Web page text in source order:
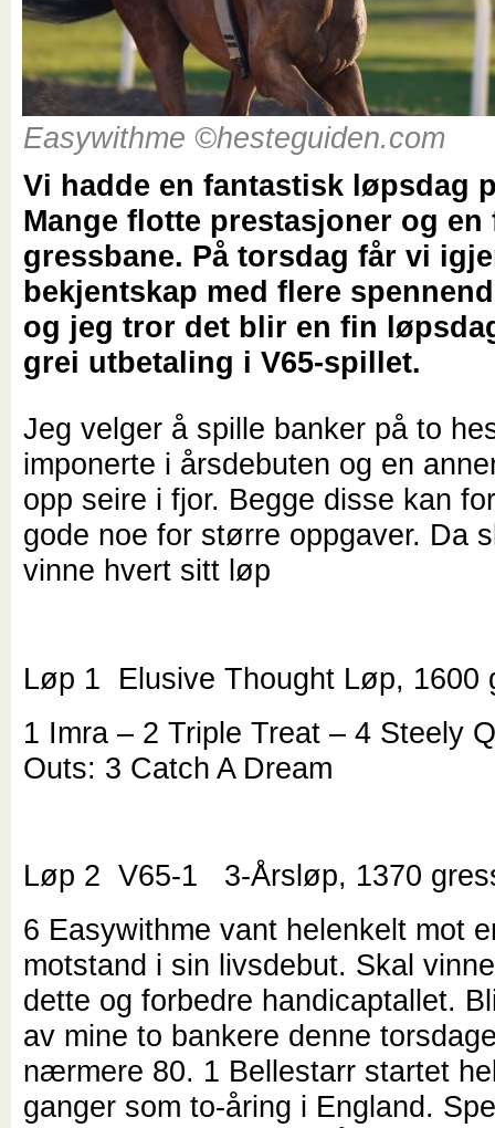
Easywithme ©hesteguiden.com
Vi hadde en fantastisk løpsdag
Mange flotte prestasjoner og en
gressbane. På torsdag får vi
bekjentskap med flere
og jeg tror det blir en fin
grei utbetaling i V65-spillet.
Jeg velger å spille banker på to
imponerte i årsdebuten og en
opp seire i fjor. Begge disse kan
gode noe for større oppgaver. Da
vinne hvert sitt løp
Løp 1 Elusive Thought Løp, 1600
1 Imra – 2 Triple Treat – 4 Steely
Outs: 3 Catch A Dream
Løp 2 V65-1 3-Årsløp, 1370
6 Easywithme vant helenkelt mot
motstand i sin livsdebut. Skal
dette og forbedre handicaptallet.
av mine to bankere denne
nærmere 80. 1 Bellestarr startet
ganger som to-åring i England.